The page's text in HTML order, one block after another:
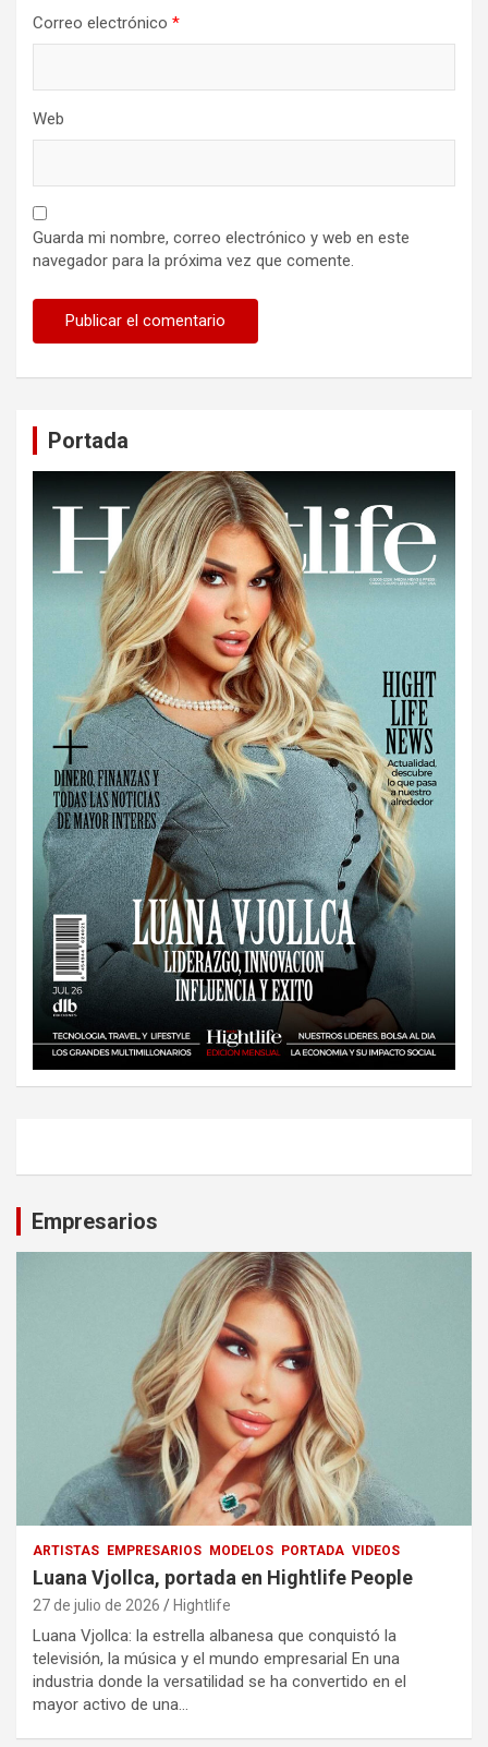
Correo electrónico *
Web
Guarda mi nombre, correo electrónico y web en este
navegador para la próxima vez que comente.
Portada
Empresarios
ARTISTAS EMPRESARIOS MODELOS PORTADA VIDEOS
Luana Vjollca, portada en Hightlife People
27 de julio de 2026 Hightlife
Luana Vjollca: la estrella albanesa que conquistó la
televisión, la música y el mundo empresarial En una
industria donde la versatilidad se ha convertido en el
mayor activo de una…